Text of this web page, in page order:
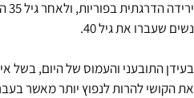
נשים שעברו את גיל 40.
את הקושי להרות לנפוץ יותר מאשר